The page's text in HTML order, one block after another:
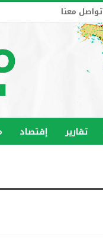
تواصل معنا
تقارير إقتصاد